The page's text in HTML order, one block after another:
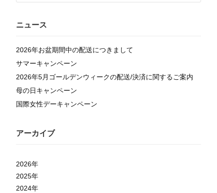
ニュース
2026年お盆期間中の配送につきまして
サマーキャンペーン
2026年5月ゴールデンウィークの配送/決済に関するご案内
母の日キャンペーン
国際女性デーキャンペーン
アーカイブ
2026年
2025年
2024年